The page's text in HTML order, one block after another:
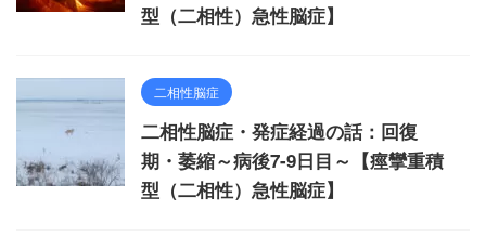
型（二相性）急性脳症】
二相性脳症
二相性脳症・発症経過の話：回復
期・萎縮～病後7-9日目～【痙攣重積
型（二相性）急性脳症】